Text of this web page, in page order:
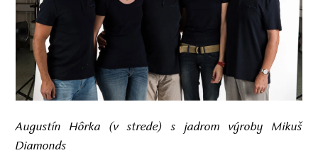
Augustín Hôrka (v strede) s jadrom výroby Mikuš
Diamonds